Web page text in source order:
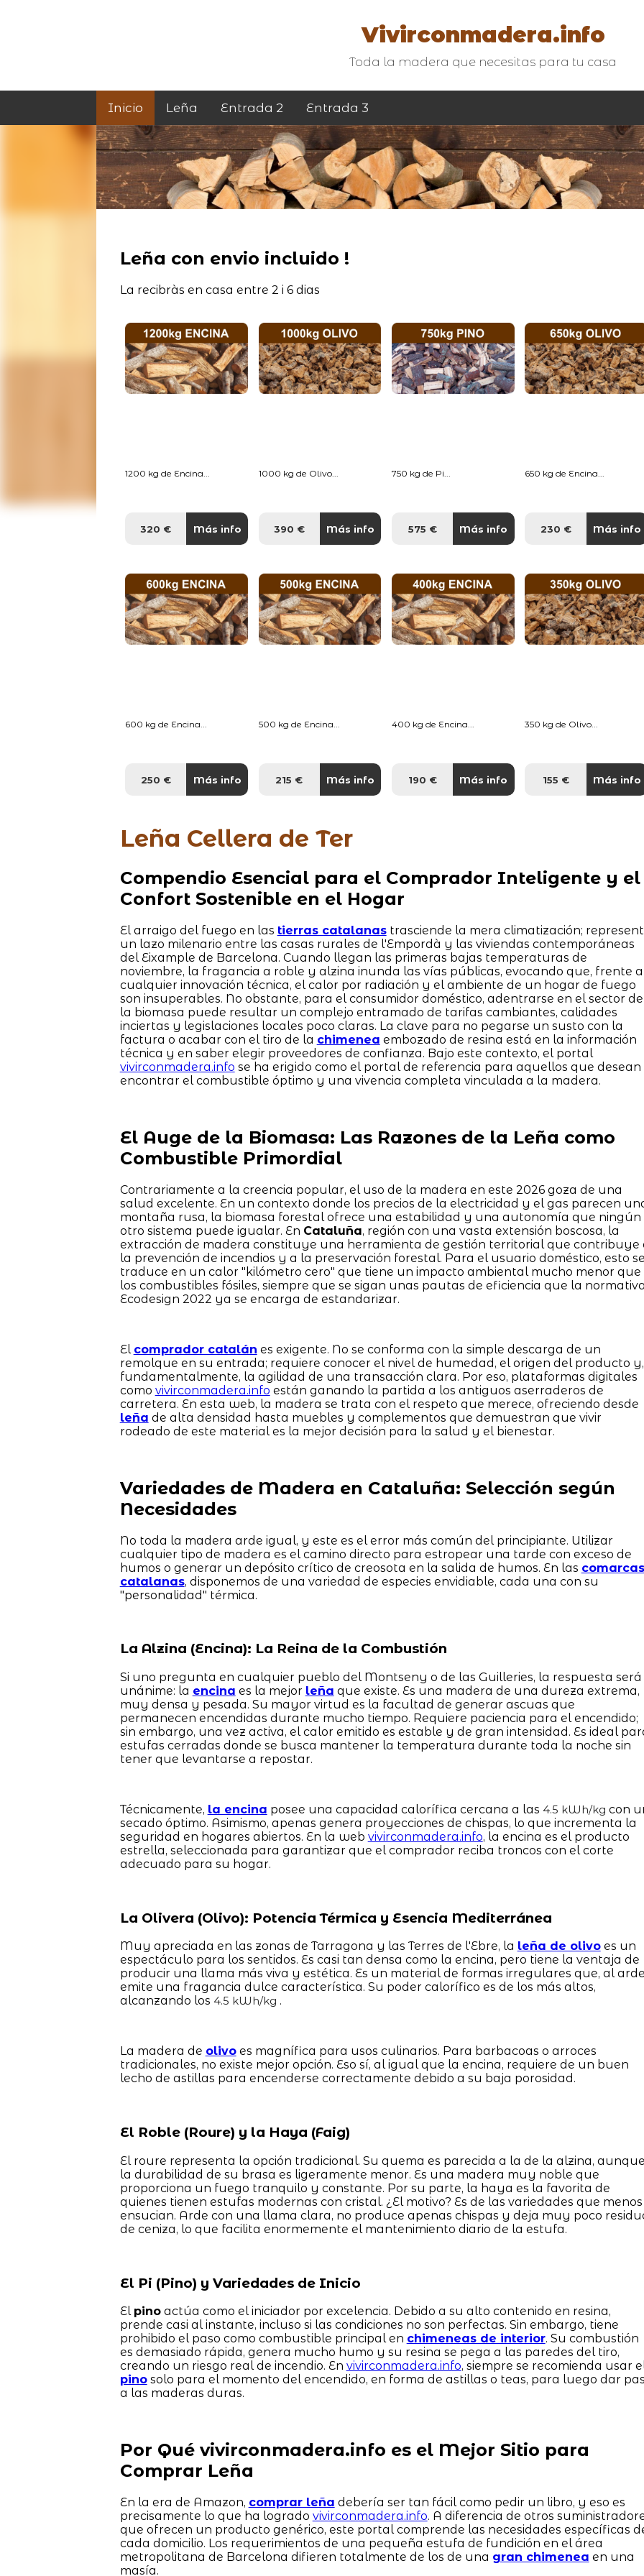
Vivirconmadera.info
Toda la madera que necesitas para tu casa
Inicio Leña Entrada 2 Entrada 3
Leña con envio incluido !
La recibràs en casa entre 2 i 6 dias
1200 kg de Encina...
320 € Más info
1000 kg de Olivo...
390 € Más info
750 kg de Pi...
575 € Más info
650 kg de Encina...
230 € Más info
600 kg de Encina...
250 € Más info
500 kg de Encina...
215 € Más info
400 kg de Encina...
190 € Más info
350 kg de Olivo...
155 € Más info
Leña Cellera de Ter
Compendio Esencial para el Comprador Inteligente y el
Confort Sostenible en el Hogar
El arraigo del fuego en las tierras catalanastrasciende la mera climatización;
un lazo milenario entre las casas rurales de l'Empordà y las viviendas contemporáneas
del Eixample de Barcelona. Cuando llegan las primeras bajas temperaturas de
noviembre, la fragancia a roble y alzina inunda las vías públicas, evocando que, frente a
cualquier innovación técnica, el calor por radiación y el ambiente de un hogar de fuego
son insuperables. No obstante, para el consumidor doméstico, adentrarse en el sector de
la biomasa puede resultar un complejo entramado de tarifas cambiantes, calidades
inciertas y legislaciones locales poco claras. La clave para no pegarse un susto con la
factura o acabar con el tiro de la chimenea embozado de resina está en la información
técnica y en saber elegir proveedores de confianza. Bajo este contexto, el portal
vivirconmadera.info se ha erigido como el portal de referencia para aquellos que desean
encontrar el combustible óptimo y una vivencia completa vinculada a la madera.
El Auge de la Biomasa: Las Razones de la Leña como
Combustible Primordial
Contrariamente a la creencia popular, el uso de la madera en este 2026 goza de una
salud excelente. En un contexto donde los precios de la electricidad y el gas parecen
montaña rusa, la biomasa forestal ofrece una estabilidad y una autonomía que ningún
otro sistema puede igualar. En Cataluña, región con una vasta extensión boscosa, la
extracción de madera constituye una herramienta de gestión territorial que contribuye
la prevención de incendios y a la preservación forestal. Para el usuario doméstico, esto
traduce en un calor "kilómetro cero" que tiene un impacto ambiental mucho menor que
los combustibles fósiles, siempre que se sigan unas pautas de eficiencia que la
Ecodesign 2022 ya se encarga de estandarizar.
El comprador catalán es exigente. No se conforma con la simple descarga de un
remolque en su entrada; requiere conocer el nivel de humedad, el origen del producto y,
fundamentalmente, la agilidad de una transacción clara. Por eso, plataformas digitales
como vivirconmadera.info están ganando la partida a los antiguos aserraderos de
carretera. En esta web, la madera se trata con el respeto que merece, ofreciendo desde
leña de alta densidad hasta muebles y complementos que demuestran que vivir
rodeado de este material es la mejor decisión para la salud y el bienestar.
Variedades de Madera en Cataluña: Selección según
Necesidades
No toda la madera arde igual, y este es el error más común del principiante. Utilizar
cualquier tipo de madera es el camino directo para estropear una tarde con exceso de
humos o generar un depósito crítico de creosota en la salida de humos. En las comarcas
catalanas, disponemos de una variedad de especies envidiable, cada una con su
"personalidad" térmica.
La Alzina (Encina): La Reina de la Combustión
Si uno pregunta en cualquier pueblo del Montseny o de las Guilleries, la respuesta será
unánime: la encina es la mejor leña que existe. Es una madera de una dureza extrema,
muy densa y pesada. Su mayor virtud es la facultad de generar ascuas que
permanecen encendidas durante mucho tiempo. Requiere paciencia para el encendido;
sin embargo, una vez activa, el calor emitido es estable y de gran intensidad. Es ideal
estufas cerradas donde se busca mantener la temperatura durante toda la noche sin
tener que levantarse a repostar.
Técnicamente, la encina posee una capacidad calorífica cercana a las 4.5 kWh/kg con
secado óptimo. Asimismo, apenas genera proyecciones de chispas, lo que incrementa la
seguridad en hogares abiertos. En la web vivirconmadera.info, la encina es el producto
estrella, seleccionada para garantizar que el comprador reciba troncos con el corte
adecuado para su hogar.
La Olivera (Olivo): Potencia Térmica y Esencia Mediterránea
Muy apreciada en las zonas de Tarragona y las Terres de l'Ebre, la leña de olivoes un
espectáculo para los sentidos. Es casi tan densa como la encina, pero tiene la ventaja de
producir una llama más viva y estética. Es un material de formas irregulares que, al
emite una fragancia dulce característica. Su poder calorífico es de los más altos,
alcanzando los 4.5 kWh/kg .
La madera de olivoes magnífica para usos culinarios. Para barbacoas o arroces
tradicionales, no existe mejor opción. Eso sí, al igual que la encina, requiere de un buen
lecho de astillas para encenderse correctamente debido a su baja porosidad.
El Roble (Roure) y la Haya (Faig)
El roure representa la opción tradicional. Su quema es parecida a la de la alzina,
la durabilidad de su brasa es ligeramente menor. Es una madera muy noble que
proporciona un fuego tranquilo y constante. Por su parte, la haya es la favorita de
quienes tienen estufas modernas con cristal. ¿El motivo? Es de las variedades que menos
ensucian. Arde con una llama clara, no produce apenas chispas y deja muy poco
de ceniza, lo que facilita enormemente el mantenimiento diario de la estufa.
El Pi (Pino) y Variedades de Inicio
El pinoactúa como el iniciador por excelencia. Debido a su alto contenido en resina,
prende casi al instante, incluso si las condiciones no son perfectas. Sin embargo, tiene
prohibido el paso como combustible principal en chimeneas de interior. Su combustión
es demasiado rápida, genera mucho humo y su resina se pega a las paredes del tiro,
creando un riesgo real de incendio. En vivirconmadera.info, siempre se recomienda usar
pinosolo para el momento del encendido, en forma de astillas o teas, para luego dar
a las maderas duras.
Por Qué vivirconmadera.info es el Mejor Sitio para
Comprar Leña
En la era de Amazon, comprar leña debería ser tan fácil como pedir un libro, y eso es
precisamente lo que ha logrado vivirconmadera.info. A diferencia de otros
que ofrecen un producto genérico, este portal comprende las necesidades específicas
cada domicilio. Los requerimientos de una pequeña estufa de fundición en el área
metropolitana de Barcelona difieren totalmente de los de una gran chimenea en una
masía.